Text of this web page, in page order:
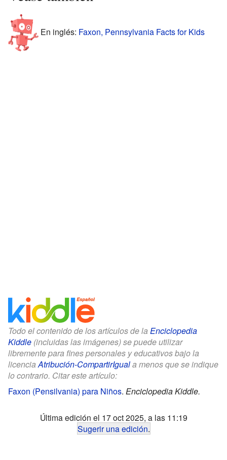
En inglés: Faxon, Pennsylvania Facts for Kids
Todo el contenido de los artículos de la Enciclopedia
Kiddle (incluidas las imágenes) se puede utilizar
libremente para fines personales y educativos bajo la
licenciaAtribución-CompartirIguala menos que se indique
lo contrario. Citar este artículo:
Faxon (Pensilvania) para Niños. Enciclopedia Kiddle.
Última edición el 17 oct 2025, a las 11:19
Sugerir una edición.